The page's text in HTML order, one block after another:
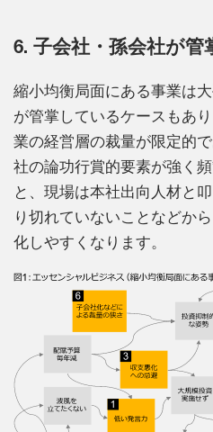
6. 子会社・孫会社が管
縮小均衡局面にある事業は
が管掌しているケースもあ
業の経営層の裁量が限定的
社の論功行賞的要素が強く
と、現場は本社出向人材と
り切れていないことなどか
化しやすくなります。